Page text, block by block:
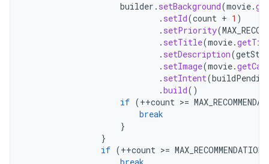
builder . setBackground(movie.
. setId(count + 1 )
. setPriority(
. setTitle(movie.
. setDescription(
. setImage(movie.
. setIntent(
.build()
if (++count >=
break
}
}
if (++count >= MAX_RECOMMENDATIONS